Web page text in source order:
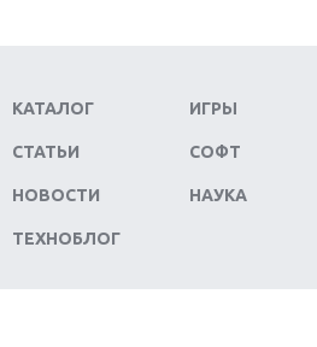
КАТАЛОГ
СТАТЬИ
НОВОСТИ
ТЕХНОБЛОГ
ИГРЫ
СОФТ
НАУКА